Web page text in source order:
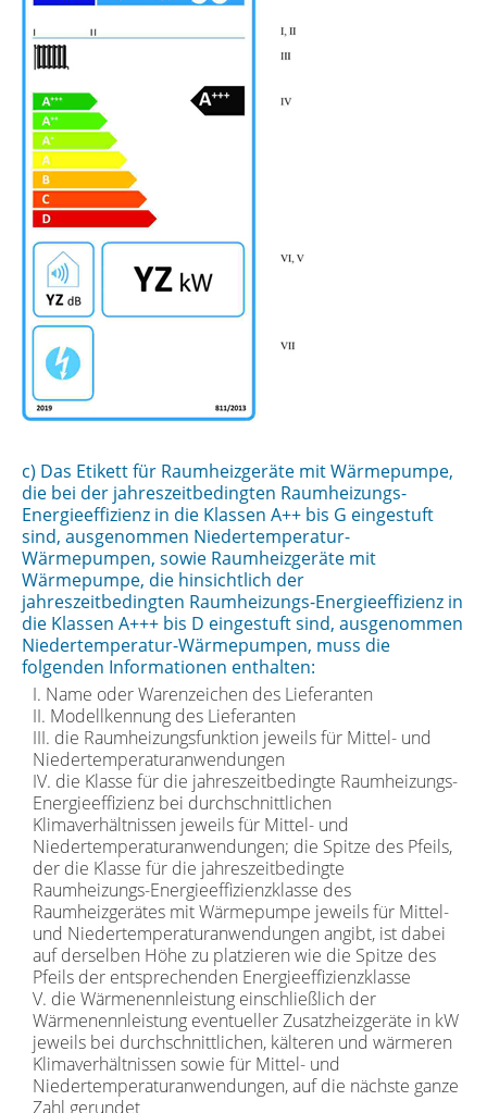
c) Das Etikett für Raumheizgeräte mit Wärmepumpe,
die bei der jahreszeitbedingten Raumheizungs-
Energieeffizienz in die Klassen A++ bis G eingestuft
sind, ausgenommen Niedertemperatur-
Wärmepumpen, sowie Raumheizgeräte mit
Wärmepumpe, die hinsichtlich der
jahreszeitbedingten Raumheizungs-Energieeffizienz in
die Klassen A+++ bis D eingestuft sind, ausgenommen
Niedertemperatur-Wärmepumpen, muss die
folgenden Informationen enthalten:
I. Name oder Warenzeichen des Lieferanten
II. Modellkennung des Lieferanten
III. die Raumheizungsfunktion jeweils für Mittel- und
Niedertemperaturanwendungen
IV. die Klasse für die jahreszeitbedingte Raumheizungs-
Energieeffizienz bei durchschnittlichen
Klimaverhältnissen jeweils für Mittel- und
Niedertemperaturanwendungen; die Spitze des Pfeils,
der die Klasse für die jahreszeitbedingte
Raumheizungs-Energieeffizienzklasse des
Raumheizgerätes mit Wärmepumpe jeweils für Mittel-
und Niedertemperaturanwendungen angibt, ist dabei
auf derselben Höhe zu platzieren wie die Spitze des
Pfeils der entsprechenden Energieeffizienzklasse
V. die Wärmenennleistung einschließlich der
Wärmenennleistung eventueller Zusatzheizgeräte in kW
jeweils bei durchschnittlichen, kälteren und wärmeren
Klimaverhältnissen sowie für Mittel- und
Niedertemperaturanwendungen, auf die nächste ganze
Zahl gerundet